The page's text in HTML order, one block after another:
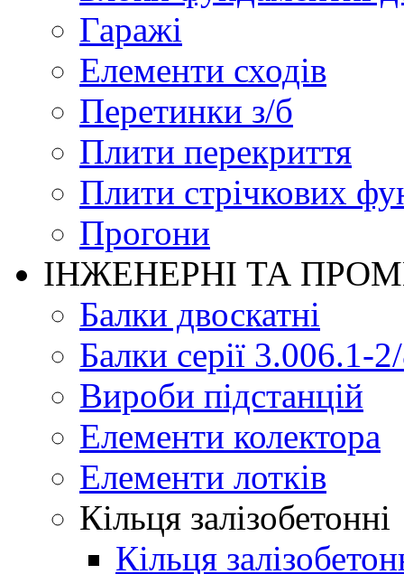
Гаражі
Елементи сходів
Перетинки з/б
Плити перекриття
Плити стрічкових
Прогони
ІНЖЕНЕРНІ ТА
Балки двоскатні
Балки серії 3.006.1-
Вироби підстанцій
Елементи колектора
Елементи лотків
Кільця залізобетонні
Кільця